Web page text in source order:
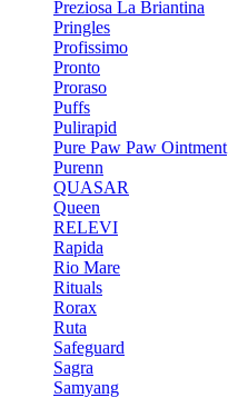
Preziosa La Briantina
Pringles
Profissimo
Pronto
Proraso
Puffs
Pulirapid
Pure Paw Paw Ointment
Purenn
QUASAR
Queen
RELEVI
Rapida
Rio Mare
Rituals
Rorax
Ruta
Safeguard
Sagra
Samyang